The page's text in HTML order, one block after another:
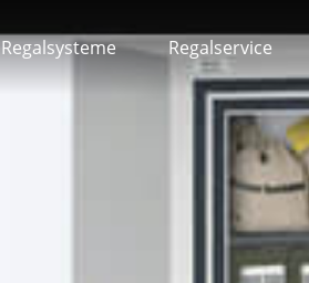
Regalsysteme Regalservice